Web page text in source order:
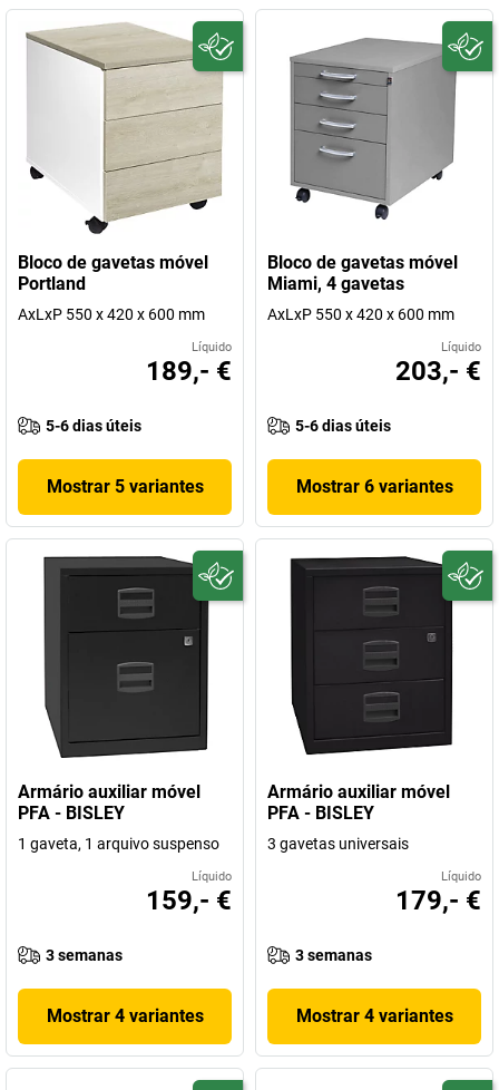
Bloco de gavetas móvel
Portland
AxLxP 550 x 420 x 600 mm
Líquido
189,- €
5-6 dias úteis
Mostrar 5 variantes
Bloco de gavetas móvel
Miami, 4 gavetas
AxLxP 550 x 420 x 600 mm
Líquido
203,- €
5-6 dias úteis
Mostrar 6 variantes
Armário auxiliar móvel
PFA - BISLEY
1 gaveta, 1 arquivo suspenso
Líquido
159,- €
3 semanas
Mostrar 4 variantes
Armário auxiliar móvel
PFA - BISLEY
3 gavetas universais
Líquido
179,- €
3 semanas
Mostrar 4 variantes